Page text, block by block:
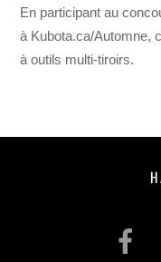
En participant au
à Kubota.ca/Automne,
à outils multi-tiroirs.